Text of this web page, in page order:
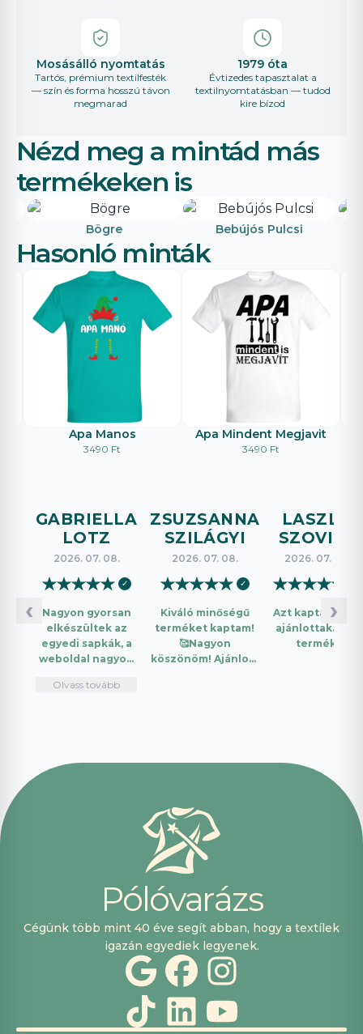
Mosásálló nyomtatás
Tartós, prémium textilfesték
— szín és forma hosszú távon
megmarad
1979 óta
Évtizedes tapasztalat a
textilnyomtatásban — tudod
kire bízod
Nézd meg a mintád más
termékeken is
Bögre Bebújós Pulcsi
Hasonló minták
Apa Manos
3490 Ft
Apa Mindent Megjavit
3490 Ft
‹
GABRIELLA
LOTZ
2026. 07. 08.
★★★★★ ✓
Nagyon gyorsan
elkészültek az
egyedi sapkák, a
weboldal nagyon
használni.
fogok innen
Olvass tovább
ZSUZSANNA
SZILÁGYI
2026. 07. 08.
★★★★★ ✓
Kiváló minőségű
terméket kaptam!
🥰Nagyon
köszönöm! Ajánlom
LASZLO
SZOVICS
2026. 07. 08.
★★★★★
Azt kaptam amit
ajánlottak. Jó a
termék.
›
Pólóvarázs
Cégünk több mint 40 éve segít abban, hogy a textílek
igazán egyediek legyenek.